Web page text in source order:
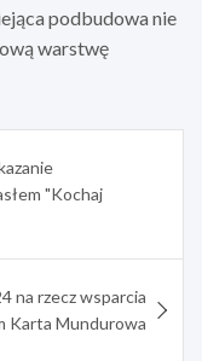
podbudowa nie
warstwę
"Kochaj
na rzecz wsparcia
Karta Mundurowa